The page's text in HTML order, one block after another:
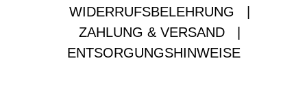
WIDERRUFSBELEHRUNG
ZAHLUNG & VERSAND
ENTSORGUNGSHINWEISE